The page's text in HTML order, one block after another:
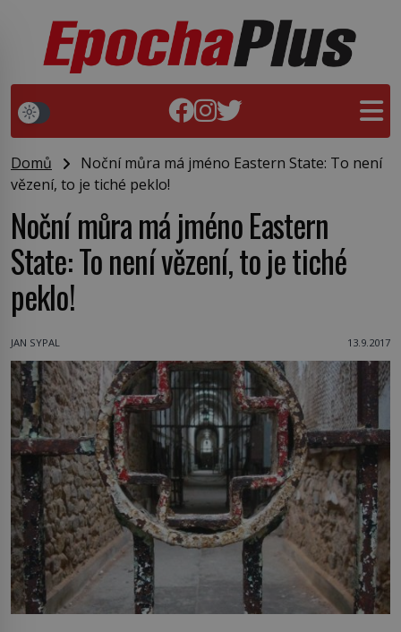
Domů
Noční můra má jméno Eastern State: To není
vězení, to je tiché peklo!
Noční můra má jméno Eastern
State: To není vězení, to je tiché
peklo!
JAN SYPAL 13.9.2017